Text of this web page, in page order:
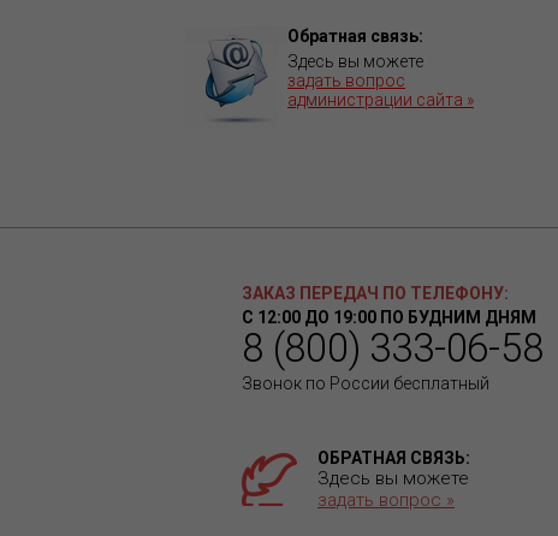
Обратная связь:
Здесь вы можете
задать вопрос
администрации сайта »
ЗАКАЗ ПЕРЕДАЧ ПО ТЕЛЕФОНУ:
С 12:00 ДО 19:00 ПО БУДНИМ ДНЯМ
8 (800) 333-06-58
Звонок по России бесплатный
ОБРАТНАЯ СВЯЗЬ:
Здесь вы можете
задать вопрос »